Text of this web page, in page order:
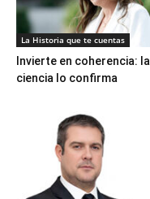
La Historia que te cuentas
Invierte en coherencia: la
ciencia lo confirma